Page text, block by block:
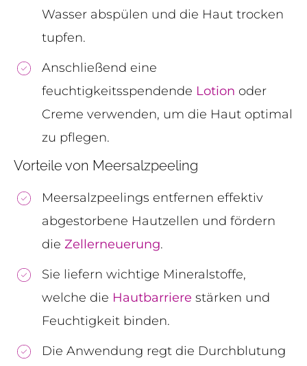
Wasser abspülen und die Haut trocken
tupfen.
Anschließend eine
feuchtigkeitsspendende Lotion oder
Creme verwenden, um die Haut optimal
zu pflegen.
Vorteile von Meersalzpeeling
Meersalzpeelings entfernen effektiv
abgestorbene Hautzellen und fördern
die Zellerneuerung.
Sie liefern wichtige Mineralstoffe,
welche die Hautbarriere stärken und
Feuchtigkeit binden.
Die Anwendung regt die Durchblutung